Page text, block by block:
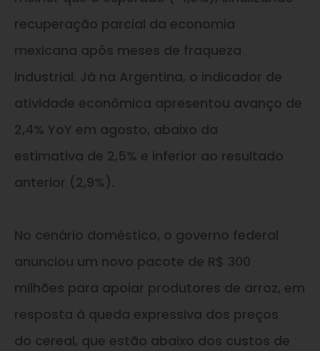
recuperação parcial da economia
mexicana após meses de fraqueza
industrial. Já na Argentina, o indicador de
atividade econômica apresentou avanço de
2,4% YoY em agosto, abaixo da
estimativa de 2,5% e inferior ao resultado
anterior (2,9%).
No cenário doméstico, o governo federal
anunciou um novo pacote de R$ 300
milhões para apoiar produtores de arroz, em
resposta à queda expressiva dos preços
do cereal, que estão abaixo dos custos de